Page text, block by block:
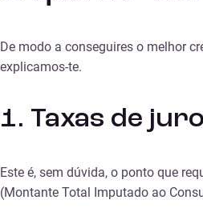
De modo a conseguires o melhor
explicamos-te.
1. Taxas de
Este é, sem dúvida, o ponto que
(Montante Total Imputado ao